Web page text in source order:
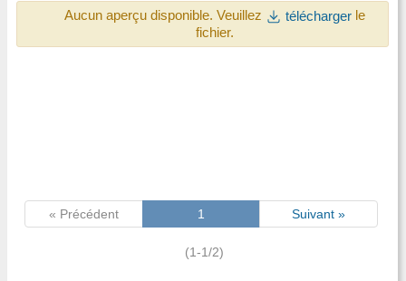
Aucun aperçu disponible. Veuillez téléchargerle
fichier.
« Précédent 1 Suivant »
(1-1/2)